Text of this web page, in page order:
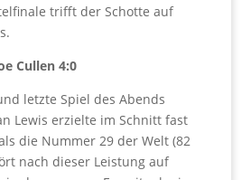
trifft der Schotte auf
Cullen 4:0
letzte Spiel des Abends
Lewis erzielte im Schnitt fast
die Nummer 29 der Welt (82
nach dieser Leistung auf